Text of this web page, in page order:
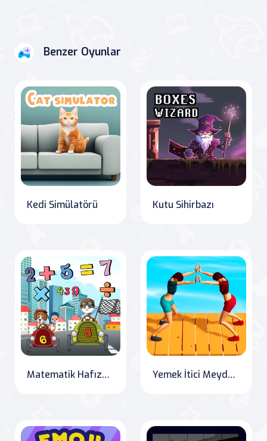
Benzer Oyunlar
Kedi Simülatörü Kutu Sihirbazı
Matematik Hafıza Oyunu Yemek İtici Meydan Okuma